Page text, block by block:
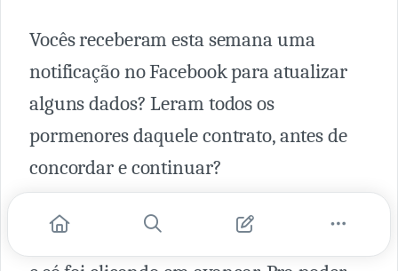
Vocês receberam esta semana uma
notificação no Facebook para atualizar
alguns dados? Leram todos os
pormenores daquele contrato, antes de
concordar e continuar?
Sua resposta pode até ter sido sim, mas a
maioria esmagadora com certeza não leu